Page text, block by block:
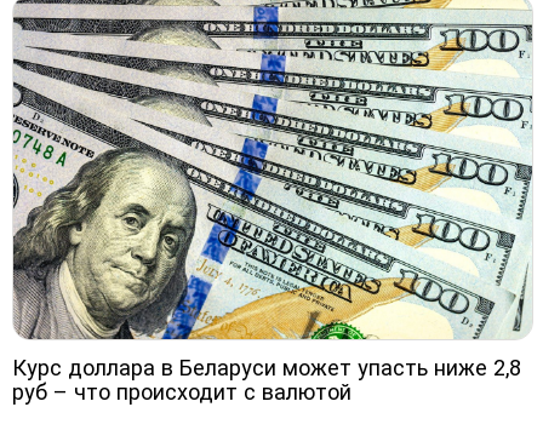
Курс доллара в Беларуси может упасть ниже 2,8
руб – что происходит с валютой